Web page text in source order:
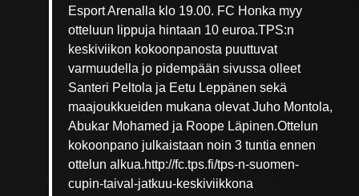
Esport Arenalla klo 19.00. FC Honka myy
otteluun lippuja hintaan 10 euroa.TPS:n
keskiviikon kokoonpanosta puuttuvat
varmuudella jo pidempään sivussa olleet
Santeri Peltola ja Eetu Leppänen sekä
maajoukkueiden mukana olevat Juho Montola,
Abukar Mohamed ja Roope Läpinen.Ottelun
kokoonpano julkaistaan noin 3 tuntia ennen
ottelun alkua.http://fc.tps.fi/tps-n-suomen-
cupin-taival-jatkuu-keskiviikkona